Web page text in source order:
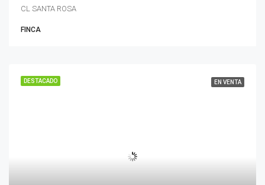
CL SANTA ROSA
FINCA
DESTACADO EN VENTA